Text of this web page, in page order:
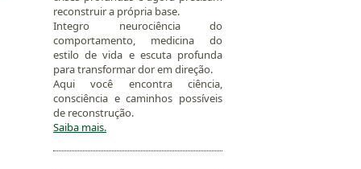
reconstruir a própria base.
Integro neurociência do
comportamento, medicina do
estilo de vida e escuta profunda
para transformar dor em direção.
Aqui você encontra ciência,
consciência e caminhos possíveis
de reconstrução.
Saiba mais.